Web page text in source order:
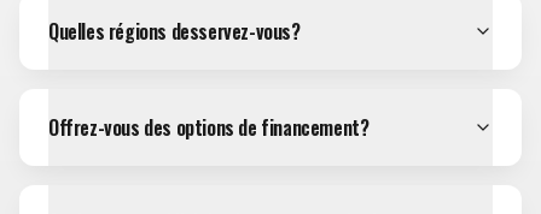
Quelles régions desservez-vous?
Offrez-vous des options de financement?